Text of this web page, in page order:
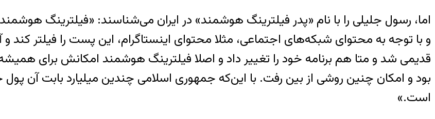
و با توجه به محتوای شبکه‌های اجتماعی، مثلا محتوای اینستاگرام، این پست را فیلتر کند
قدیمی شد و متا هم برنامه خود را تغییر داد و اصلا فیلترینگ هوشمند امکانش برای
بود و امکان چنین روشی از بین رفت. با این‌که جمهوری اسلامی چندین میلیارد بابت آن
است.»